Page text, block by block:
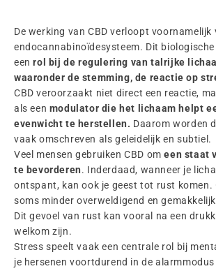
De werking van CBD verloopt voornamelijk
endocannabinoïdesysteem. Dit
eenrol bij de regulering van talrijke
waaronder de stemming, de reactie op
CBD veroorzaakt niet direct een reactie,
als een modulator die het lichaam helpt
evenwicht te herstellen. Daarom worden
vaak omschreven als geleidelijk en subtiel.
Veel mensen gebruiken CBD omeen staat
te bevorderen. Inderdaad, wanneer je
ontspant, kan ook je geest tot rust komen.
soms minder overweldigend en
Dit gevoel van rust kan vooral na een
welkom zijn.
Stress speelt vaak een centrale rol bij
je hersenen voortdurend in de